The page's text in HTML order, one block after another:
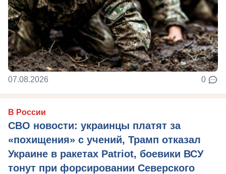
07.08.2026 0
В России
СВО новости: украинцы платят за
«похищения» с учений, Трамп отказал
Украине в ракетах Patriot, боевики ВСУ
тонут при форсировании Северского